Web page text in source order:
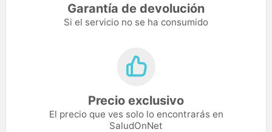
Garantía de devolución
Si el servicio no se ha consumido
Precio exclusivo
El precio que ves solo lo encontrarás en
SaludOnNet